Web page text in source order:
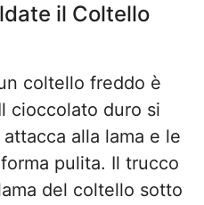
il Coltello
coltello freddo è
cioccolato duro si
alla lama e le
pulita. Il trucco
del coltello sotto